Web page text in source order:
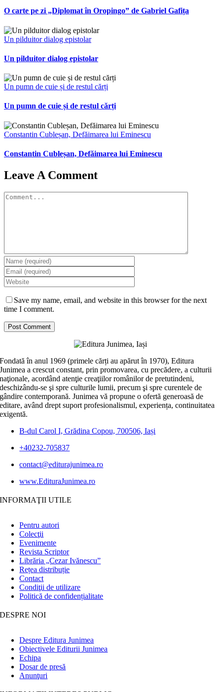
O carte pe zi „Diplomat în Oropingo” de Gabriel Gafița
Un pilduitor dialog epistolar
Un pilduitor dialog epistolar
Un pumn de cuie și de restul cărți
Un pumn de cuie și de restul cărți
Constantin Cubleșan, Defăimarea lui Eminescu
Constantin Cubleșan, Defăimarea lui Eminescu
Leave A Comment
Comment
Save my name, email, and website in this browser for the next
time I comment.
Fondată în anul 1969 (primele cărți au apărut în 1970), Editura
Junimea a crescut constant, prin promovarea, cu precădere, a culturii
naţionale, acordând atenţie creaţiilor românilor de pretutindeni,
deschizându-se şi spre culturile lumii, precum şi spre curentele de
gândire contemporană. Junimea vă propune o ofertă generoasă de
editare, având drept suport profesionalismul, experiența, continuitatea
exigentă.
B-dul Carol I, Grădina Copou, 700506, Iași
+40232-705837
contact@editurajunimea.ro
www.EdituraJunimea.ro
INFORMAŢII UTILE
Pentru autori
Colecţii
Evenimente
Revista Scriptor
Librăria „Cezar Ivănescu”
Rețea distribuție
Contact
Condiţii de utilizare
Politică de confidențialitate
DESPRE NOI
Despre Editura Junimea
Obiectivele Editurii Junimea
Echipa
Dosar de presă
Anunţuri